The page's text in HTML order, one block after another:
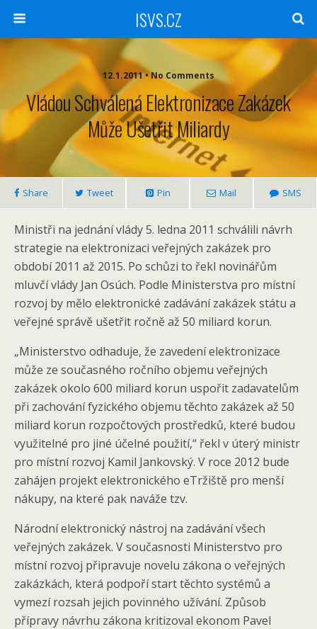
ISVS.CZ
12.1.2011 • No Comments
Vládou Schválená Elektronizace Zakázek
Může Ušetřit Miliardy
Share Tweet Pin Mail SMS
Ministři na jednání vlády 5. ledna 2011 schválili návrh
strategie na elektronizaci veřejných zakázek pro
období 2011 až 2015. Po schůzi to řekl novinářům
mluvčí vlády Jan Osúch. Podle Ministerstva pro místní
rozvoj by mělo elektronické zadávání zakázek státu a
veřejné správě ušetřit ročně až 50 miliard korun.
„Ministerstvo odhaduje, že zavedení elektronizace
může ze současného ročního objemu veřejných
zakázek okolo 600 miliard korun uspořit zadavatelům
při zachování fyzického objemu těchto zakázek až 50
miliard korun rozpočtových prostředků, které budou
využitelné pro jiné účelné použití,“ řekl v úterý ministr
pro místní rozvoj Kamil Jankovský. V roce 2012 bude
zahájen projekt elektronického eTržiště pro menší
nákupy, na které pak naváže tzv.
Národní elektronický nástroj na zadávání všech
veřejných zakázek. V současnosti Ministerstvo pro
místní rozvoj připravuje novelu zákona o veřejných
zakázkách, která podpoří start těchto systémů a
vymezí rozsah jejich povinného užívání. Způsob
přípravy návrhu zákona kritizoval ekonom Pavel